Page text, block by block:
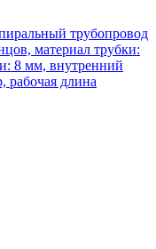
трубопровод
материал трубки:
8 мм, внутренний
рабочая длина